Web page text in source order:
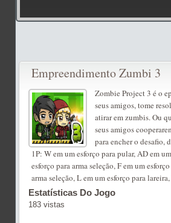
Empreendimento Zumbi 3
Zombie Project 3 é o
seus amigos, tome
atirar em zumbis. Ou
seus amigos
para encher o desafio,
1P: W em um esforço para pular, AD em
esforço para arma seleção, F em um
arma seleção, L em um esforço para
Estatísticas Do Jogo
183 vistas